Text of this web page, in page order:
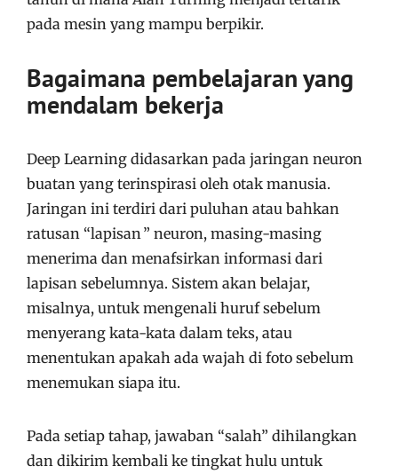
pada mesin yang mampu berpikir.
Bagaimana pembelajaran yang
mendalam bekerja
Deep Learning didasarkan pada jaringan neuron
buatan yang terinspirasi oleh otak manusia.
Jaringan ini terdiri dari puluhan atau bahkan
ratusan “lapisan ” neuron, masing-masing
menerima dan menafsirkan informasi dari
lapisan sebelumnya. Sistem akan belajar,
misalnya, untuk mengenali huruf sebelum
menyerang kata-kata dalam teks, atau
menentukan apakah ada wajah di foto sebelum
menemukan siapa itu.
Pada setiap tahap, jawaban “salah” dihilangkan
dan dikirim kembali ke tingkat hulu untuk